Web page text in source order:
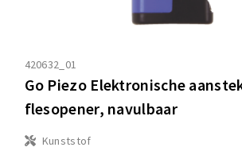
420632_01
Go Piezo Elektronische
flesopener, navulbaar
Kunststof